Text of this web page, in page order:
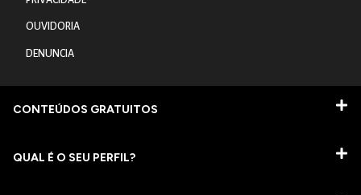
OUVIDORIA
DENUNCIA
CONTEÚDOS GRATUITOS
QUAL É O SEU PERFIL?